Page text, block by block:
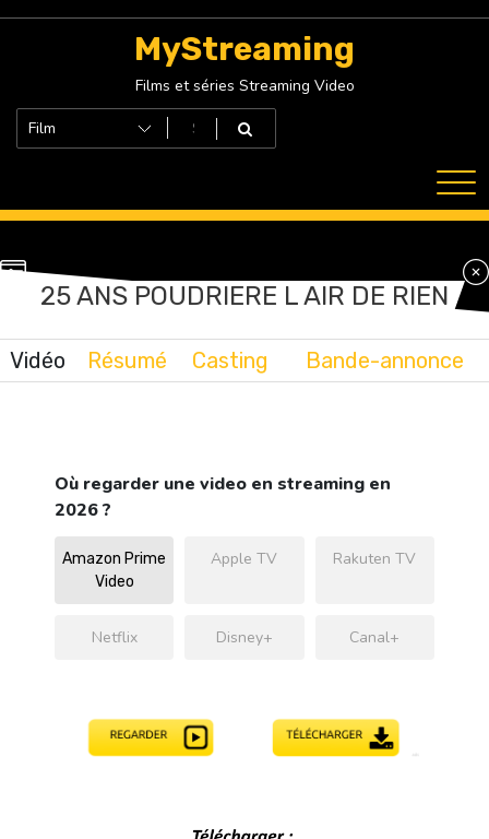
MyStreaming
Films et séries Streaming Video
25 ANS POUDRIERE L AIR DE RIEN
Vidéo Résumé Casting Bande-annonce
Où regarder une video en streaming en
2026 ?
Amazon Prime
Video
Apple TV Rakuten TV
Netflix Disney+ Canal+